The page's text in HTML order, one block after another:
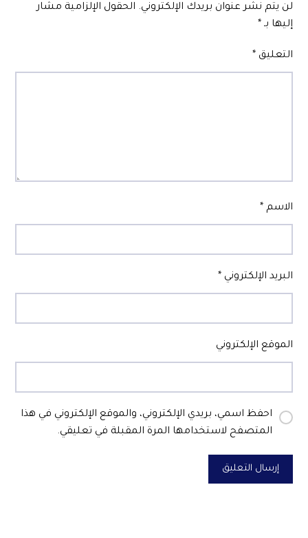
لن يتم نشر عنوان بريدك الإلكتروني. الحقول الإلزامية مشار
إليها بـ *
التعليق *
الاسم *
البريد الإلكتروني *
الموقع الإلكتروني
احفظ اسمي، بريدي الإلكتروني، والموقع الإلكتروني في هذا
المتصفح لاستخدامها المرة المقبلة في تعليقي.
إرسال التعليق